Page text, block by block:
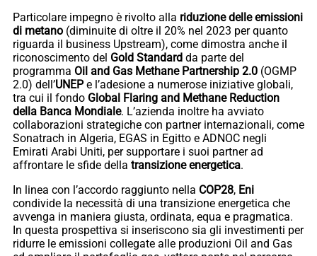
Particolare impegno è rivolto alla riduzione delle emissioni
di metano (diminuite di oltre il 20% nel 2023 per quanto
riguarda il business Upstream), come dimostra anche il
riconoscimento del Gold Standard da parte del
programma Oil and Gas Methane Partnership 2.0 (OGMP
2.0) dell’UNEPe l’adesione a numerose iniziative globali,
tra cui il fondo Global Flaring and Methane Reduction
della Banca Mondiale. L’azienda inoltre ha avviato
collaborazioni strategiche con partner internazionali, come
Sonatrach in Algeria, EGAS in Egitto e ADNOC negli
Emirati Arabi Uniti, per supportare i suoi partner ad
affrontare le sfide della transizione energetica.
In linea con l’accordo raggiunto nella COP28, Eni
condivide la necessità di una transizione energetica che
avvenga in maniera giusta, ordinata, equa e pragmatica.
In questa prospettiva si inseriscono sia gli investimenti per
ridurre le emissioni collegate alle produzioni Oil and Gas